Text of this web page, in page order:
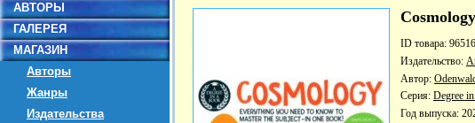
АВТОРЫ
ГАЛЕРЕЯ
МАГАЗИН
Авторы
Жанры
Издательства
Cosmology
ID товара:
Издательство:
Автор:
Серия: Degree
Год выпуска: